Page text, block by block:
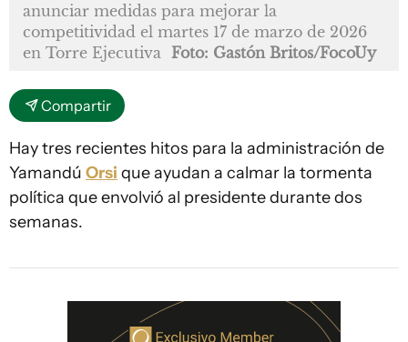
anunciar medidas para mejorar la
competitividad el martes 17 de marzo de 2026
en Torre Ejecutiva Foto: Gastón Britos/FocoUy
Compartir
Hay tres recientes hitos para la administración de
Yamandú Orsi que ayudan a calmar la tormenta
política que envolvió al presidente durante dos
semanas.